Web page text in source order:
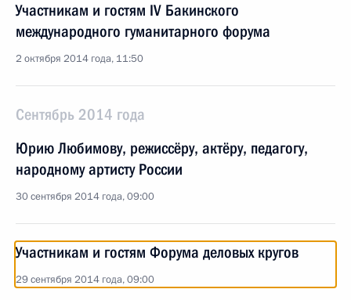
Участникам и гостям IV Бакинского
международного гуманитарного форума
2 октября 2014 года, 11:50
Сентябрь 2014 года
Юрию Любимову, режиссёру, актёру, педагогу,
народному артисту России
30 сентября 2014 года, 09:00
Участникам и гостям Форума деловых кругов
29 сентября 2014 года, 09:00